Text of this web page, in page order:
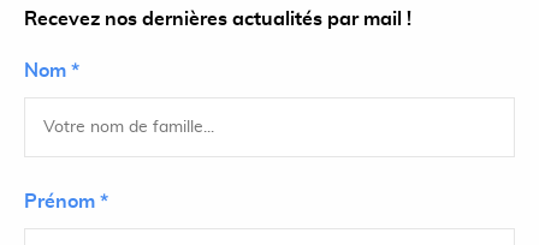
Recevez nos dernières actualités par mail !
Nom *
Prénom *